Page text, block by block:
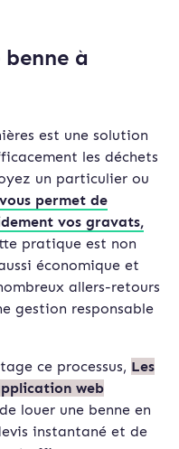
à
est une solution
les déchets
un particulier ou
permet de
vos gravats,
pratique est non
économique et
allers-retours
gestion responsable
ce processus, Les
web
louer une benne en
instantané et de